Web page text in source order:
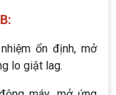
ổn định, mở
lo giật lag.